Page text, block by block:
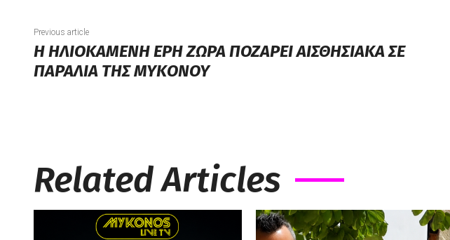
Previous article
Η ΗΛΙΟΚΑΜΕΝΗ ΕΡΗ ΖΩΡΑ ΠΟΖΑΡΕΙ ΑΙΣΘΗΣΙΑΚΑ ΣΕ
ΠΑΡΑΛΙΑ ΤΗΣ ΜΥΚΟΝΟΥ
Related Articles